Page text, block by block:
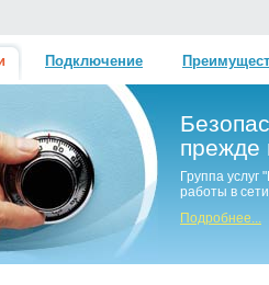
Подключение
прежде
Группа
работы в сети
Подробнее...